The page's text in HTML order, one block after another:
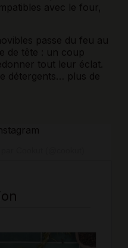
avec le four,
passe du feu au
de tête : un coup
tout leur éclat.
détergents… plus de